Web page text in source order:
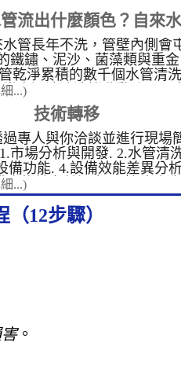
乾淨很重視服務態度與客戶滿
這個水管清洗的行業可以發
們就是希望讓加盟商們可以
術更精良，服務更好。 我
灣最全面、最多元的清洗水管
(全省實際案例最多)，無論您
雜，我們都有專業的解決方
戰經驗： 高規格廠房設備清
園區： 精密儀器與機台管
案例，確保生產製程不受
工廠： 嚴格標準的生產管
洗，符合最高衛生要求。 工
備： 專業清洗散熱系統的機
有效提升降溫效率，節省能
與公共場所管路維護： 飯店
善水質、恢復水壓，讓全家
從源頭把關。 我們採用先進
，能有效清除管壁髒污，並
質、不同場所的管線特性，
流出什麼顏色？自來水
對水質與水壓的關鍵影
響
管長年不洗，管壁內側會
鐵鏽、泥沙、菌藻類與重金
乾淨累積的數千個水管清洗
高週波清洗機啟動時，原本
來水往往會轉變成驚人的「五
。這些洗出來的污水顏色，直
線內部的特定化學與生物
水管污水顏色與污染物� ...
...)
技術轉移
專人與你洽談並進行現場
市場分析與開發. 2.水管清
備功能. 4.設備效能差異分
合約並交付訂金. 6.轉移清洗
教學)，設備操作說明. 7.接
路行銷教學. 9.高週波設備保
機起算3年.人為操作不當及外
...)
12步驟）
。